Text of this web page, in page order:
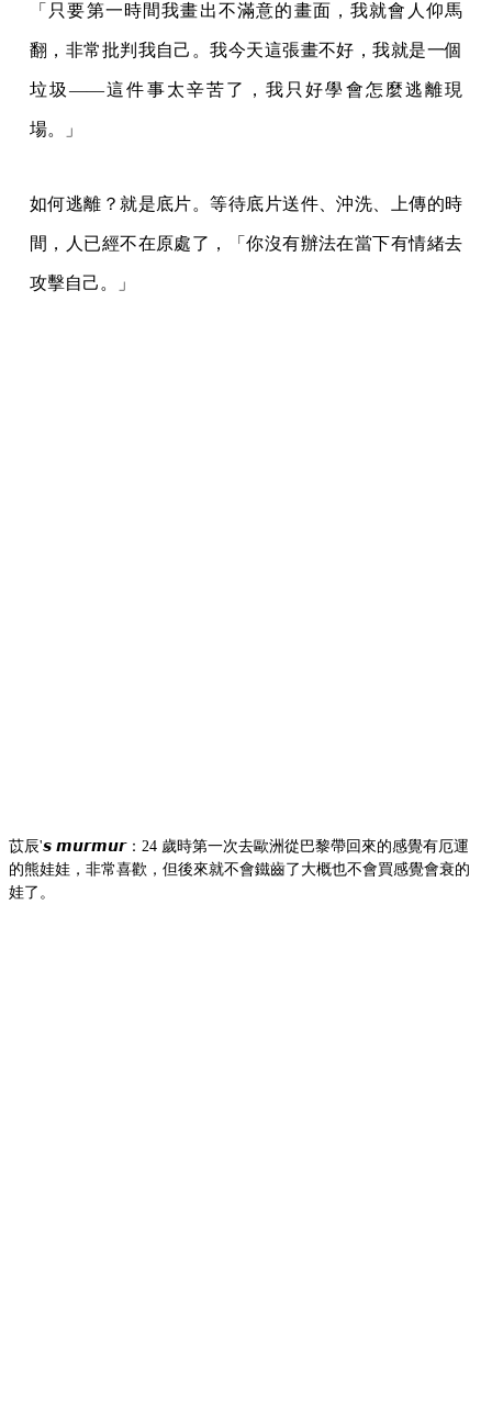
「只要第一時間我畫出不滿意的畫面，我就會人仰馬
翻，非常批判我自己。我今天這張畫不好，我就是一個
垃圾——這件事太辛苦了，我只好學會怎麼逃離現
場。」
如何逃離？就是底片。等待底片送件、沖洗、上傳的時
間，人已經不在原處了，「你沒有辦法在當下有情緒去
攻擊自己。」
苡辰'𝙨 𝙢𝙪𝙧𝙢𝙪𝙧：24 歲時第一次去歐洲從巴黎帶回來的感覺有厄運
的熊娃娃，非常喜歡，但後來就不會鐵齒了大概也不會買感覺會衰的
娃了。